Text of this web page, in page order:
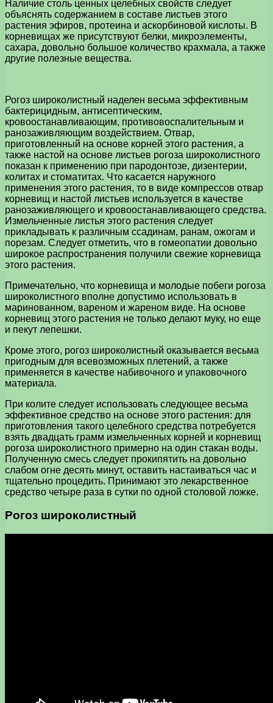
Наличие столь ценных целебных свойств следует
объяснять содержанием в составе листьев этого
растения эфиров, протеина и аскорбиновой кислоты. В
корневищах же присутствуют белки, микроэлементы,
сахара, довольно большое количество крахмала, а также
другие полезные вещества.
Рогоз широколистный наделен весьма эффективным
бактерицидным, антисептическим,
кровоостанавливающим, противовоспалительным и
ранозаживляющим воздействием. Отвар,
приготовленный на основе корней этого растения, а
также настой на основе листьев рогоза широколистного
показан к применению при пародонтозе, дизентерии,
колитах и стоматитах. Что касается наружного
применения этого растения, то в виде компрессов отвар
корневищ и настой листьев используется в качестве
ранозаживляющего и кровоостанавливающего средства.
Измельченные листья этого растения следует
прикладывать к различным ссадинам, ранам, ожогам и
порезам. Следует отметить, что в гомеопатии довольно
широкое распространения получили свежие корневища
этого растения.
Примечательно, что корневища и молодые побеги рогоза
широколистного вполне допустимо использовать в
маринованном, вареном и жареном виде. На основе
корневищ этого растения не только делают муку, но еще
и пекут лепешки.
Кроме этого, рогоз широколистный оказывается весьма
пригодным для всевозможных плетений, а также
применяется в качестве набивочного и упаковочного
материала.
При колите следует использовать следующее весьма
эффективное средство на основе этого растения: для
приготовления такого целебного средства потребуется
взять двадцать грамм измельченных корней и корневищ
рогоза широколистного примерно на один стакан воды.
Полученную смесь следует прокипятить на довольно
слабом огне десять минут, оставить настаиваться час и
тщательно процедить. Принимают это лекарственное
средство четыре раза в сутки по одной столовой ложке.
Рогоз широколистный